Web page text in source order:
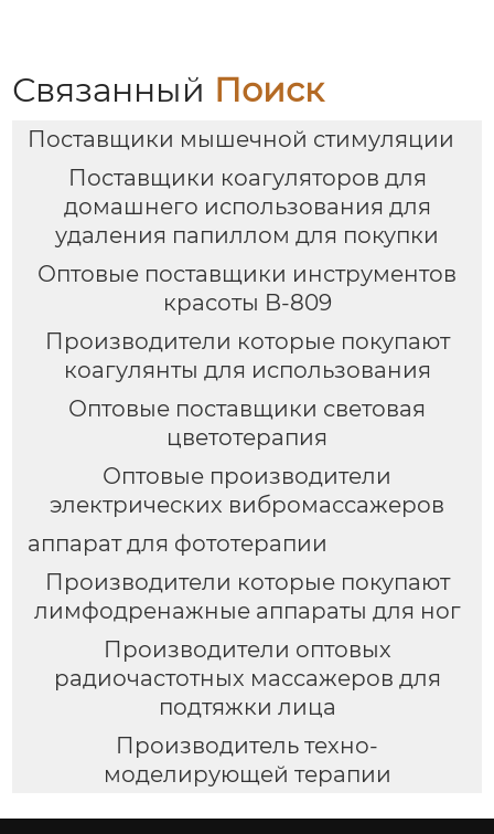
Связанный Поиск
Поставщики мышечной стимуляции
Поставщики коагуляторов для
домашнего использования для
удаления папиллом для покупки
Оптовые поставщики инструментов
красоты B-809
Производители которые покупают
коагулянты для использования
Оптовые поставщики световая
цветотерапия
Оптовые производители
электрических вибромассажеров
аппарат для фототерапии
Производители которые покупают
лимфодренажные аппараты для ног
Производители оптовых
радиочастотных массажеров для
подтяжки лица
Производитель техно-
моделирующей терапии